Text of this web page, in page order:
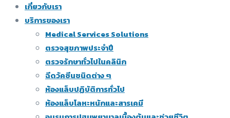
เกี่ยวกับเรา
บริการของเรา
Medical Services Solutions
ตรวจสุขภาพประจำปี
ตรวจรักษาทั่วไปในคลินิก
ฉีดวัคซีนชนิดต่าง ๆ
ห้องแล็บปฏิบัติการทั่วไป
ห้องแล็บโลหะหนักและสารเคมี